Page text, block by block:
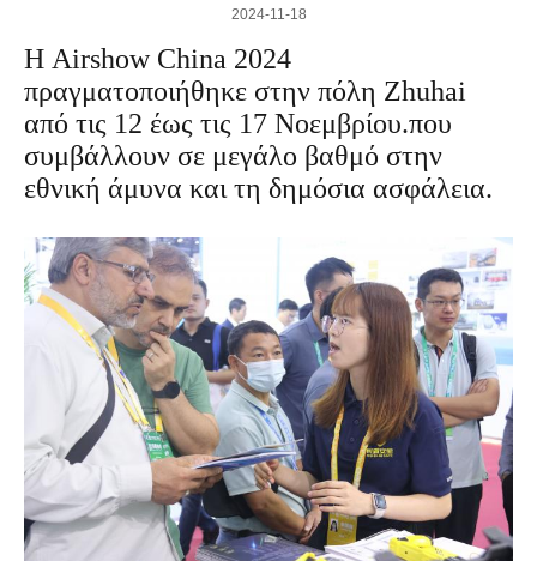
2024-11-18
Η Airshow China 2024
πραγματοποιήθηκε στην πόλη Zhuhai
από τις 12 έως τις 17 Νοεμβρίου.που
συμβάλλουν σε μεγάλο βαθμό στην
εθνική άμυνα και τη δημόσια ασφάλεια.